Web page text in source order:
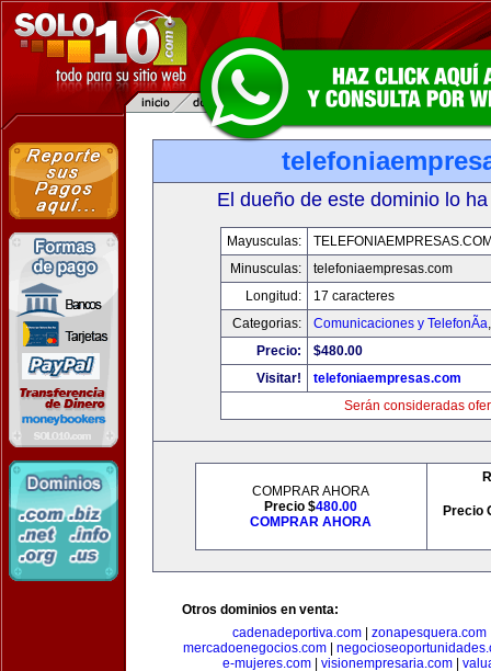
El dueño de este dominio lo
Mayusculas:
Minusculas:
telefoniaempresas.com
Longitud:
17 caracteres
Categorias:
Comunicaciones y TelefonÃ­a
Precio:
$480.00
Visitar!
telefoniaempresas.com
Serán consideradas
COMPRAR AHORA
Precio $480.00
COMPRAR AHORA
Precio
Otros dominios en venta:
cadenadeportiva.com
zonapesquera.com
mercadoenegocios.com
e-mujeres.com
visionempresaria.com